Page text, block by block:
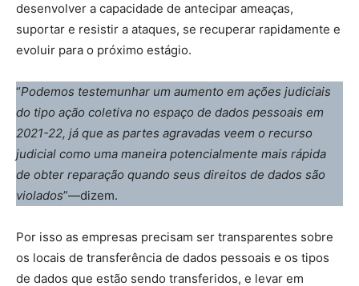
desenvolver a capacidade de antecipar ameaças,
suportar e resistir a ataques, se recuperar rapidamente e
evoluir para o próximo estágio.
“Podemos testemunhar um aumento em ações judiciais
do tipo ação coletiva no espaço de dados pessoais em
2021-22, já que as partes agravadas veem o recurso
judicial como uma maneira potencialmente mais rápida
de obter reparação quando seus direitos de dados são
violados”—dizem.
Por isso as empresas precisam ser transparentes sobre
os locais de transferência de dados pessoais e os tipos
de dados que estão sendo transferidos, e levar em